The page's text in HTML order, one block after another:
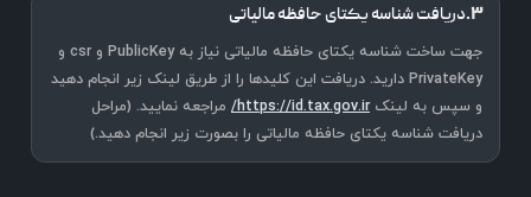
۳. دریافت شناسه یکتای حافظه مالیاتی
جهت ساخت شناسه یکتای حافظه مالیاتی نیاز به PublicKey و csr و
PrivateKey دارید. دریافت این کلیدها را از طریق لینک زیر انجام دهید
و سپس به لینک https://id.tax.gov.ir/ مراجعه نمایید. (مراحل
دریافت شناسه یکتای حافظه مالیاتی را بصورت زیر انجام دهید.)